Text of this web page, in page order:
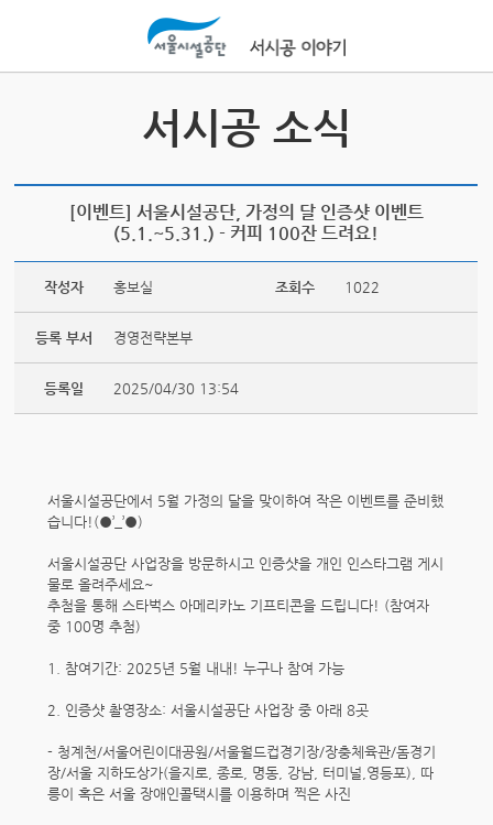
서시공 소식
[이벤트] 서울시설공단, 가정의 달 인증샷 이벤트
(5.1.~5.31.) - 커피 100잔 드려요!
작성자 홍보실 조회수 1022
등록 부서 경영전략본부
등록일 2025/04/30 13:54
서울시설공단에서 5월 가정의 달을 맞이하여 작은 이벤트를 준비했
습니다!(●’_’●)
서울시설공단 사업장을 방문하시고 인증샷을 개인 인스타그램 게시
물로 올려주세요~
추첨을 통해 스타벅스 아메리카노 기프티콘을 드립니다! (참여자
중 100명 추첨)
1. 참여기간: 2025년 5월 내내! 누구나 참여 가능
2. 인증샷 촬영장소: 서울시설공단 사업장 중 아래 8곳
- 청계천/서울어린이대공원/서울월드컵경기장/장충체육관/돔경기
장/서울 지하도상가(을지로, 종로, 명동, 강남, 터미널,영등포), 따
릉이 혹은 서울 장애인콜택시를 이용하며 찍은 사진